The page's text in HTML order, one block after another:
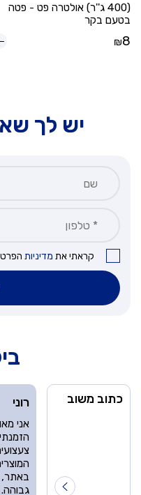
(400 ג''ר) אולטרה פט - פטה
בטעם בקר
8
₪
יש לך
קראתי את מדיניות
כתוב משוב רוני
אני
באתר,